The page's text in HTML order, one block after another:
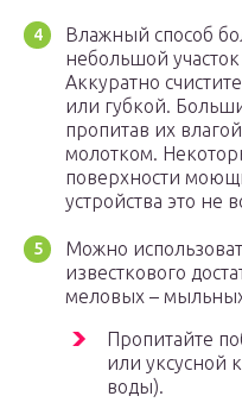
Влажный способ
небольшой
Аккуратно
или губкой.
пропитав их
молотком.
поверхности
устройства это не
Можно
известкового
меловых –
Пропитайте
или уксусной
воды).